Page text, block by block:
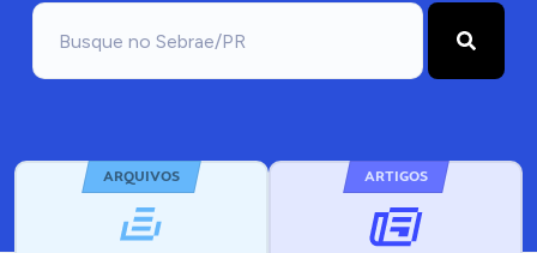
ARQUIVOS ARTIGOS